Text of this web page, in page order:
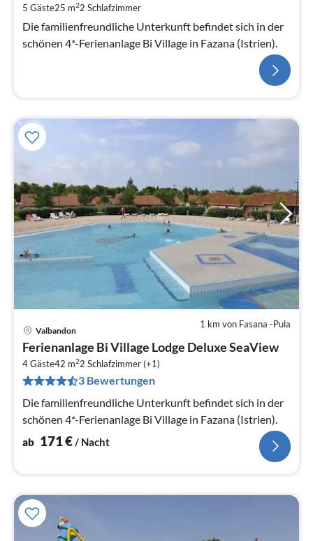
5 Gäste25 m22 Schlafzimmer
Die familienfreundliche Unterkunft befindet sich in der
schönen 4*-Ferienanlage Bi Village in Fazana (Istrien).
1 km von Fasana -Pula
Valbandon
Ferienanlage Bi Village Lodge Deluxe SeaView
4 Gäste42 m22 Schlafzimmer (+1)
3 Bewertungen
Die familienfreundliche Unterkunft befindet sich in der
schönen 4*-Ferienanlage Bi Village in Fazana (Istrien).
ab 171€ / Nacht